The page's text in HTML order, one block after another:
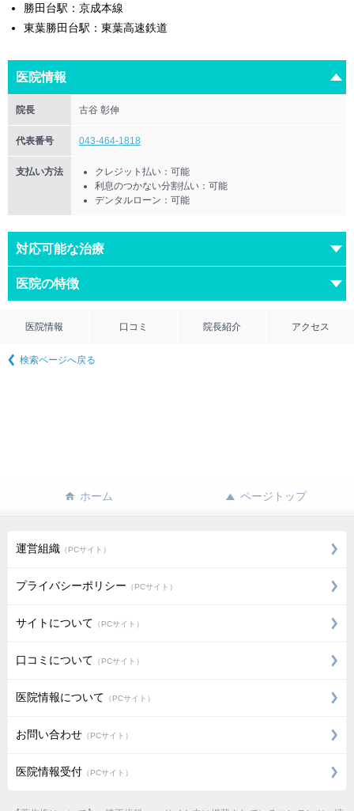
勝田台駅：京成本線
東葉勝田台駅：東葉高速鉄道
医院情報
院長 古谷 彰伸
代表番号 043-464-1818
支払い方法
クレジット払い：可能
利息のつかない分割払い：可能
デンタルローン：可能
対応可能な治療
医院の特徴
医院情報 口コミ 院長紹介 アクセス
検索ページへ戻る
ホーム ページトップ
運営組織 （PCサイト）
プライバシーポリシー （PCサイト）
サイトについて （PCサイト）
口コミについて （PCサイト）
医院情報について （PCサイト）
お問い合わせ （PCサイト）
医院情報受付 （PCサイト）